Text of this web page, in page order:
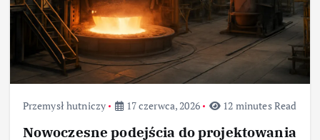
Przemysł hutniczy 17 czerwca, 2026 12 minutes Read
Nowoczesne podejścia do projektowania